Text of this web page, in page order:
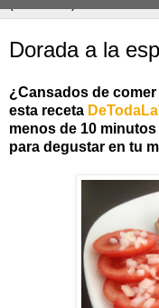
Dorada a la
¿Cansados de
esta receta
menos de 10
para degustar en tu